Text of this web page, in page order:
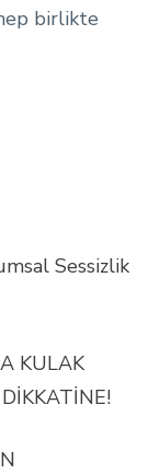
birlikte
Sessizlik
KULAK